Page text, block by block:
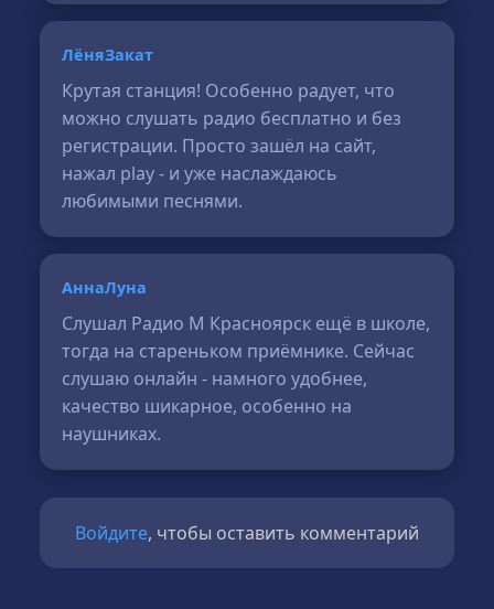
ЛёняЗакат
Крутая станция! Особенно радует, что
можно слушать радио бесплатно и без
регистрации. Просто зашёл на сайт,
нажал play - и уже наслаждаюсь
любимыми песнями.
АннаЛуна
Слушал Радио М Красноярск ещё в школе,
тогда на стареньком приёмнике. Сейчас
слушаю онлайн - намного удобнее,
качество шикарное, особенно на
наушниках.
Войдите, чтобы оставить комментарий